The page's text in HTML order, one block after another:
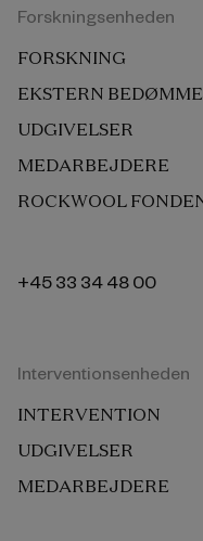
Forskningsenheden
FORSKNING
EKSTERN
UDGIVELSER
MEDARBEJDERE
ROCKWOOL
+45 33 34 48 00
Interventionsenheden
INTERVENTION
UDGIVELSER
MEDARBEJDERE